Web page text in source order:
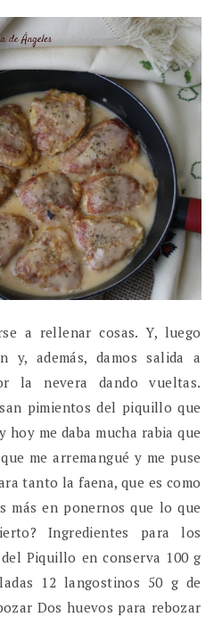
a rellenar cosas. Y, luego
y, además, damos salida a
la nevera dando vueltas.
pimientos del piquillo que
me daba mucha rabia que
me arremangué y me puse
tanto la faena, que es como
más en ponernos que lo que
Ingredientes para los
Piquillo en conserva 100 g
12 langostinos 50 g de
Dos huevos para rebozar